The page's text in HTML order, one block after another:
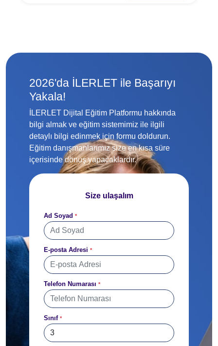
2026'da İLERLET ile Başarıyı
Yakala!
İLERLET Dijital Eğitim Platformu hakkında
bilgi almak ve eğitim sistemimiz ile ilgili
detaylı bilgi edinmek için formu doldurun.
Eğitim danışmanlarımız size en kısa süre
içerisinde dönüş yapacaklardır.
Size ulaşalım
Ad Soyad *
E-posta Adresi *
Telefon Numarası *
Sınıf *